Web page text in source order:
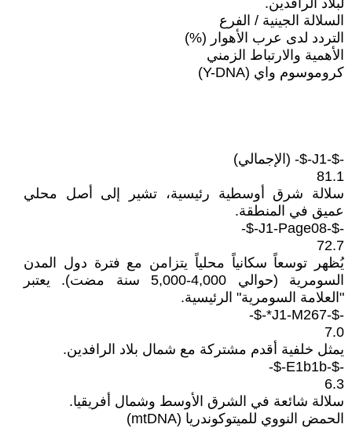
لبلاد الرافدين.
السلالة الجينية / الفرع
التردد لدى عرب الأهوار (%)
الأهمية والارتباط الزمني
كروموسوم واي (Y-DNA)
-$-J1-$- (الإجمالي)
81.1
سلالة شرق أوسطية رئيسية، تشير إلى أصل محلي
عميق في المنطقة.
-$-J1-Page08-$-
72.7
يُظهر توسعاً سكانياً محلياً يتزامن مع فترة دول المدن
السومرية (حوالي 4,000-5,000 سنة مضت). يعتبر
"العلامة السومرية" الرئيسية.
-$-J1-M267*-$-
7.0
يمثل خلفية أقدم مشتركة مع شمال بلاد الرافدين.
-$-E1b1b-$-
6.3
سلالة شائعة في الشرق الأوسط وشمال أفريقيا.
الحمض النووي للميتوكوندريا (mtDNA)